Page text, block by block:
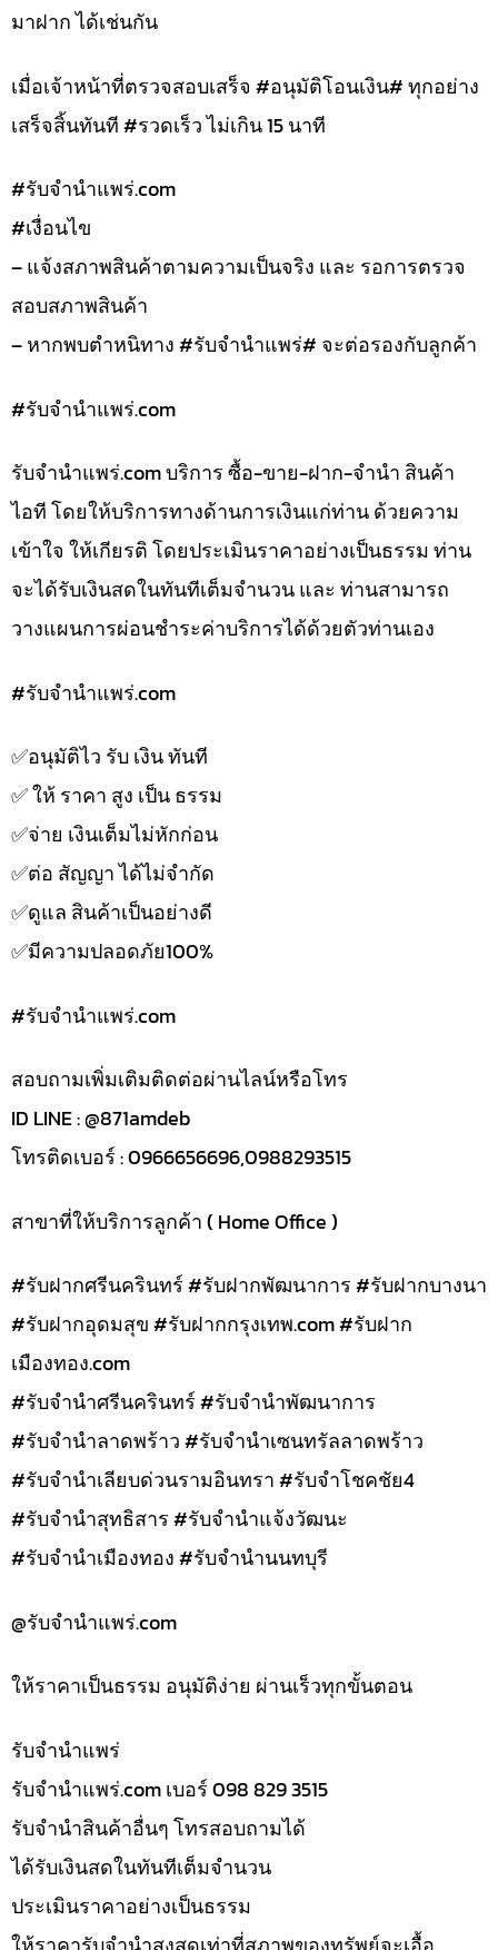
มาฝาก ได้เช่นกัน
เมื่อเจ้าหน้าที่ตรวจสอบเสร็จ #อนุมัติโอนเงิน# ทุกอย่าง
เสร็จสิ้นทันที #รวดเร็ว ไม่เกิน 15 นาที
#รับจํานําแพร่.com
#เงื่อนไข
– แจ้งสภาพสินค้าตามความเป็นจริง และ รอการตรวจ
สอบสภาพสินค้า
– หากพบตำหนิทาง #รับจำนำแพร่# จะต่อรองกับลูกค้า
#รับจํานําแพร่.com
รับจํานําแพร่.com บริการ ซื้อ-ขาย-ฝาก-จำนำ สินค้า
ไอที โดยให้บริการทางด้านการเงินแก่ท่าน ด้วยความ
เข้าใจ ให้เกียรติ โดยประเมินราคาอย่างเป็นธรรม ท่าน
จะได้รับเงินสดในทันทีเต็มจำนวน และ ท่านสามารถ
วางแผนการผ่อนชำระค่าบริการได้ด้วยตัวท่านเอง
#รับจํานําแพร่.com
✅️อนุมัติไว รับ เงิน ทันที
✅️ ให้ ราคา สูง เป็น ธรรม
✅️จ่าย เงินเต็มไม่หักก่อน
✅️ต่อ สัญญา ได้ไม่จำกัด
✅️ดูแล สินค้าเป็นอย่างดี
✅️มีความปลอดภัย100%
#รับจํานําแพร่.com
สอบถามเพิ่มเติมติดต่อผ่านไลน์หรือโทร
ID LINE : @871amdeb
โทรติดเบอร์ : 0966656696,0988293515
สาขาที่ให้บริการลูกค้า ( Home Office )
#รับฝากศรีนครินทร์ #รับฝากพัฒนาการ #รับฝากบางนา
#รับฝากอุดมสุข #รับฝากกรุงเทพ.com #รับฝาก
เมืองทอง.com
#รับจำนำศรีนครินทร์ #รับจำนำพัฒนาการ
#รับจำนำลาดพร้าว #รับจำนำเซนทรัลลาดพร้าว
#รับจำนำเลียบด่วนรามอินทรา #รับจำโชคชัย4
#รับจำนำสุทธิสาร #รับจำนำแจ้งวัฒนะ
#รับจำนำเมืองทอง #รับจำนำนนทบุรี
@รับจํานําแพร่.com
ให้ราคาเป็นธรรม อนุมัติง่าย ผ่านเร็วทุกขั้นตอน
รับจํานำแพร่
รับจํานําแพร่.com เบอร์ 098 829 3515
รับจำนำสินค้าอื่นๆ โทรสอบถามได้
ได้รับเงินสดในทันทีเต็มจำนวน
ประเมินราคาอย่างเป็นธรรม